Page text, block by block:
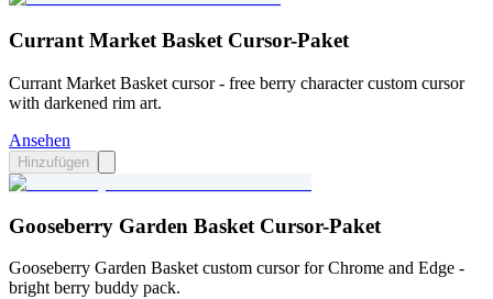
Currant Market Basket Cursor-Paket
Currant Market Basket cursor - free berry character custom cursor
with darkened rim art.
Ansehen
Hinzufügen
Gooseberry Garden Basket Cursor-Paket
Gooseberry Garden Basket custom cursor for Chrome and Edge -
bright berry buddy pack.